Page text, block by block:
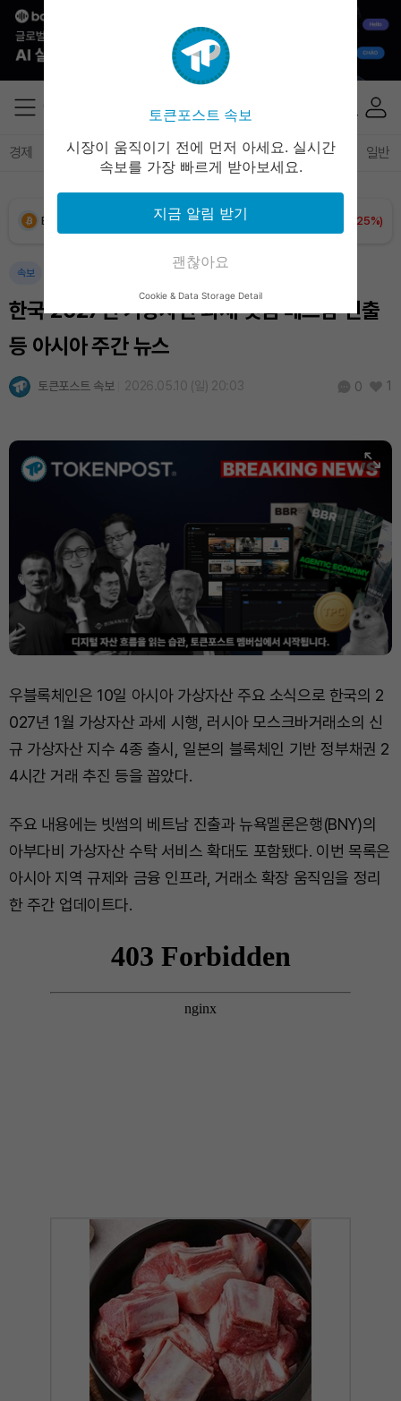
경제 마켓 정책 정치 인사이트 브리핑 속보 일반
₩91,465,061
Ethereum (ETH) (+1.17%)
BNB (BNB) ₩835,230(+1.09%)
USDC (USDC)
Hyperliquid (HYPE) ₩76,471(-1.66%)
Dogecoin (DOGE) ₩ 98.65(+1.60%)
Bitcoin (BTC) ₩ 91,465,061 (+1.25%)
속보
한국 2027년 가상자산 과세·빗썸 베트남 진출
등 아시아 주간 뉴스
토큰포스트 속보 2026.05.10 (일) 20:03 0 1
우블록체인은 10일 아시아 가상자산 주요 소식으로 한국의 2
027년 1월 가상자산 과세 시행, 러시아 모스크바거래소의 신
규 가상자산 지수 4종 출시, 일본의 블록체인 기반 정부채권 2
4시간 거래 추진 등을 꼽았다.
주요 내용에는 빗썸의 베트남 진출과 뉴욕멜론은행(BNY)의
아부다비 가상자산 수탁 서비스 확대도 포함됐다. 이번 목록은
아시아 지역 규제와 금융 인프라, 거래소 확장 움직임을 정리
한 주간 업데이트다.
토큰포스트 속보
시장이 움직이기 전에 먼저 아세요. 실시간
속보를 가장 빠르게 받아보세요.
지금 알림 받기
괜찮아요
Cookie & Data Storage Detail